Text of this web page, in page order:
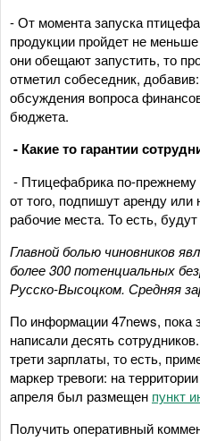
- От момента запуска
продукции пройдет не
они обещают запустить, то
отметил собеседник, добавив:
обсуждения вопроса
бюджета.
- Какие то гарантии
- Птицефабрика по-прежнему
от того, подпишут аренду
рабочие места. То есть,
Главной болью чиновников
более 300 потенциальных
Русско-Высоцком. Средняя
По информации 47news, пока
написали десять
трети зарплаты, то есть,
маркер тревоги: на
апреля был размещен пункт
Получить оперативный